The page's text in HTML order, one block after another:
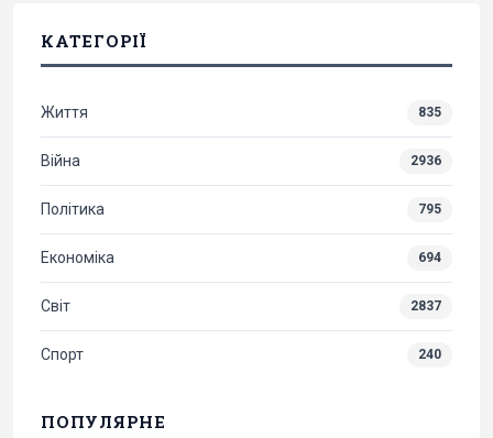
КАТЕГОРІЇ
Життя 835
Війна 2936
Політика 795
Економіка 694
Світ 2837
Спорт 240
ПОПУЛЯРНЕ